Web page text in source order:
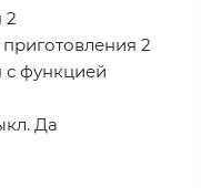
2
2
с функцией
Да